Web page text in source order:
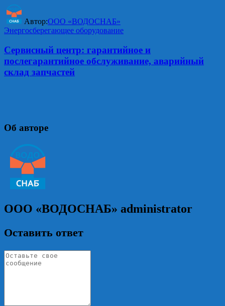
Автор:ООО «ВОДОСНАБ»
Энергосберегающее оборудование
Сервисный центр: гарантийное и
послегарантийное обслуживание, аварийный
склад запчастей
Об авторе
ООО «ВОДОСНАБ» administrator
Оставить ответ